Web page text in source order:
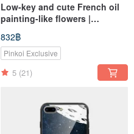
Low-key and cute French oil
painting-like flowers |
Tempered glass case | Mobile
phone case
832฿
Pinkoi Exclusive
5 (21)